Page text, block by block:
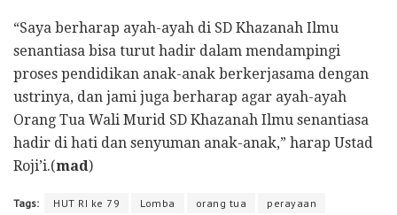
“Saya berharap ayah-ayah di SD Khazanah Ilmu
senantiasa bisa turut hadir dalam mendampingi
proses pendidikan anak-anak berkerjasama dengan
ustrinya, dan jami juga berharap agar ayah-ayah
Orang Tua Wali Murid SD Khazanah Ilmu senantiasa
hadir di hati dan senyuman anak-anak,” harap Ustad
Roji’i.(mad)
Tags: HUT RI ke 79 Lomba orang tua
perayaan